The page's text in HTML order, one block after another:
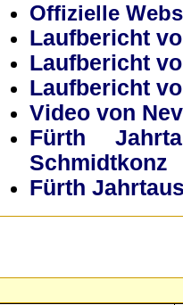
Offizielle
Laufbericht
Laufbericht
Laufbericht
Video von
Fürth
Schmidtkonz
Fürth